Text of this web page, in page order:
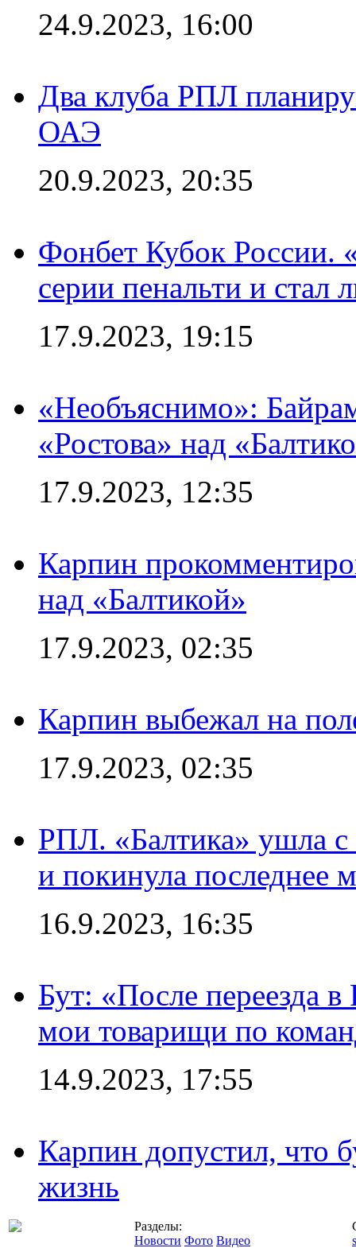
24.9.2023, 16:00
Два клуба РПЛ
ОАЭ
20.9.2023, 20:35
Фонбет Кубок России.
серии пенальти и стал
17.9.2023, 19:15
«Необъяснимо»:
«Ростова» над
17.9.2023, 12:35
Карпин
над «Балтикой»
17.9.2023, 02:35
Карпин выбежал на
17.9.2023, 02:35
РПЛ. «Балтика» ушла с
и покинула последнее
16.9.2023, 16:35
Бут: «После переезда
мои товарищи по
14.9.2023, 17:55
Карпин допустил, что
жизнь
Разделы:
Новости Фото Видео